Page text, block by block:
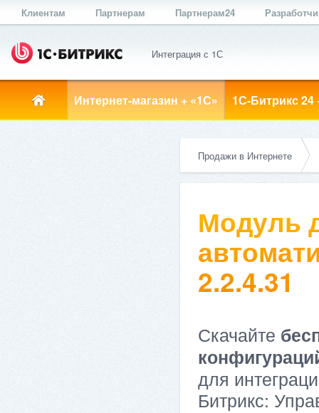
Клиентам Партнерам Партнерам24
Интеграция с 1С
Интернет-магазин + «1С» 1С-Битрикс 24
Продажи в Интернете
Модуль
2.2.4.31
Скачайте
для
Битрикс: